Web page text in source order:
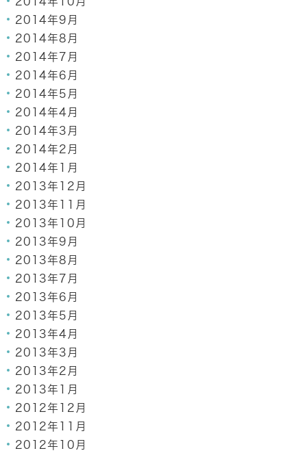
2014年9月
2014年8月
2014年7月
2014年6月
2014年5月
2014年4月
2014年3月
2014年2月
2014年1月
2013年12月
2013年11月
2013年10月
2013年9月
2013年8月
2013年7月
2013年6月
2013年5月
2013年4月
2013年3月
2013年2月
2013年1月
2012年12月
2012年11月
2012年10月